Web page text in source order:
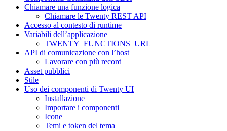
Chiamare una funzione logica
Chiamare le Twenty REST API
Accesso al contesto di runtime
Variabili dell’applicazione
TWENTY_FUNCTIONS_URL
API di comunicazione con l’host
Lavorare con più record
Asset pubblici
Stile
Uso dei componenti di Twenty UI
Installazione
Importare i componenti
Icone
Temi e token del tema